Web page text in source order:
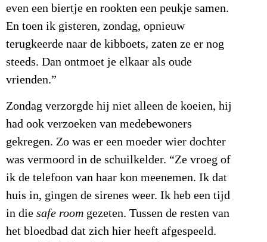
even een biertje en rookten een peukje samen.
En toen ik gisteren, zondag, opnieuw
terugkeerde naar de kibboets, zaten ze er nog
steeds. Dan ontmoet je elkaar als oude
vrienden.”
Zondag verzorgde hij niet alleen de koeien, hij
had ook verzoeken van medebewoners
gekregen. Zo was er een moeder wier dochter
was vermoord in de schuilkelder. “Ze vroeg of
ik de telefoon van haar kon meenemen. Ik dat
huis in, gingen de sirenes weer. Ik heb een tijd
in die safe room gezeten. Tussen de resten van
het bloedbad dat zich hier heeft afgespeeld.